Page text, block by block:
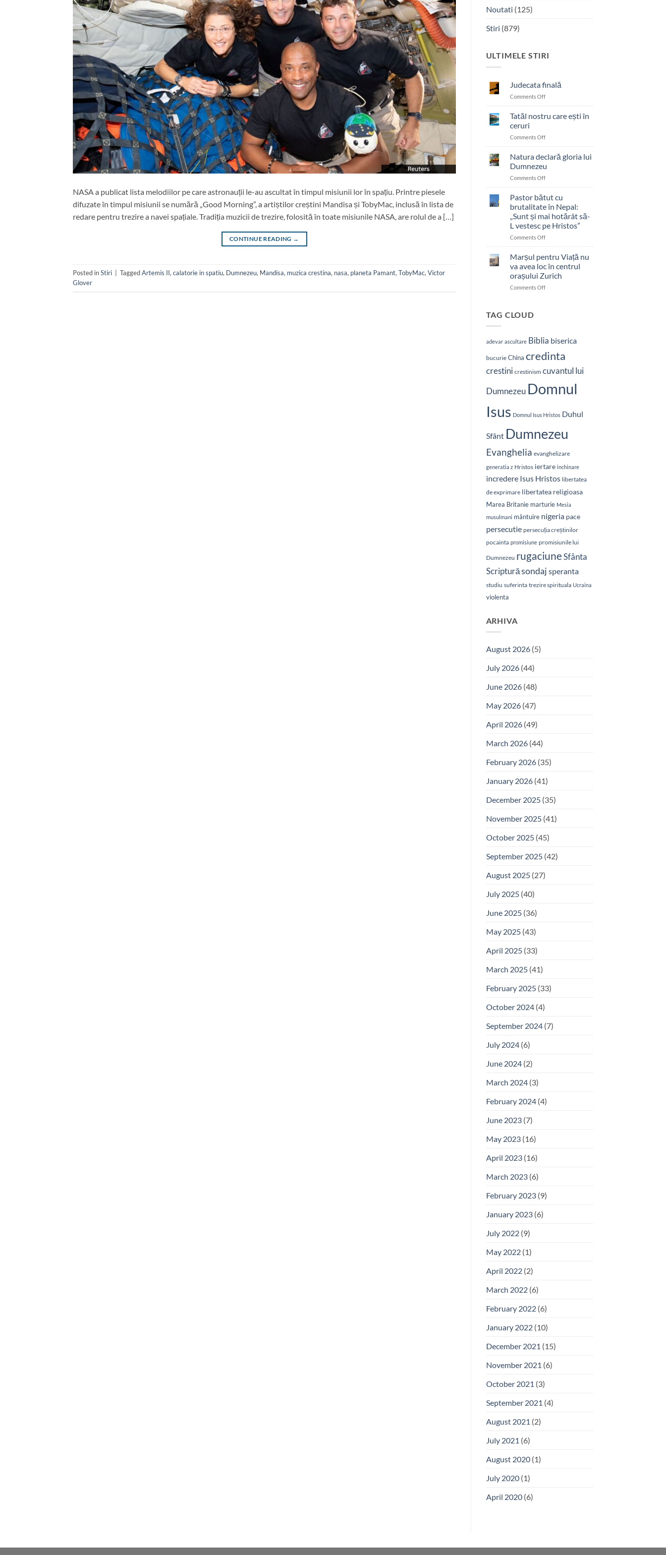
NASA a publicat lista melodiilor pe care astronauții le-au ascultat în timpul misiunii lor în spațiu. Printre piesele
difuzate în timpul misiunii se numără „Good Morning”, a artiștilor creștini Mandisa și TobyMac, inclusă în lista de
redare pentru trezire a navei spațiale. Tradiția muzicii de trezire, folosită în toate misiunile NASA, are rolul de a […]
CONTINUE READING →
Posted inStiri TaggedArtemis II, calatorie in spatiu, Dumnezeu, Mandisa, muzica crestina, nasa, planeta Pamant, TobyMac, Victor
Glover
Noutati (125)
Stiri (879)
ULTIMELE STIRI
Judecata finală
Comments Offon
Tatăl nostru care ești în
ceruri
Comments Offon
nostru
care
ești
în
Natura declară gloria lui
Dumnezeu
Comments Offon
declară
gloria
lui
Dumnezeu
Pastor bătut cu
brutalitate în Nepal:
„Sunt și mai hotărât să-
L vestesc pe Hristos”
Comments Offon
bătut
cu
brutalitate
în
Nepal:
L
pe
Marșul pentru Viață nu
va avea loc în centrul
orașului Zurich
Comments Offon
avea
loc
în
orașului
TAG CLOUD
adevar ascultare Biblia biserica
bucurie China credinta
crestini crestinism cuvantul lui
Dumnezeu Domnul
Isus Domnul Isus Hristos Duhul
Sfânt Dumnezeu
Evanghelia evanghelizare
generatia z Hristos iertare inchinare
incredere Isus Hristos libertatea
de exprimare libertatea religioasa
Marea Britanie marturie Mesia
musulmani mântuire nigeria pace
persecutie persecuția creștinilor
pocainta promisiune promisiunile lui
Dumnezeu rugaciuneSfânta
Scripturăsondaj speranta
studiu suferinta trezire spirituala Ucraina
violenta
ARHIVA
August 2026(5)
July 2026(44)
June 2026(48)
May 2026(47)
April 2026(49)
March 2026(44)
February 2026(35)
January 2026(41)
December 2025(35)
November 2025(41)
October 2025(45)
September 2025(42)
August 2025(27)
July 2025(40)
June 2025(36)
May 2025(43)
April 2025(33)
March 2025(41)
February 2025(33)
October 2024(4)
September 2024(7)
July 2024(6)
June 2024(2)
March 2024(3)
February 2024(4)
June 2023(7)
May 2023(16)
April 2023(16)
March 2023(6)
February 2023(9)
January 2023(6)
July 2022(9)
May 2022(1)
April 2022(2)
March 2022(6)
February 2022(6)
January 2022(10)
December 2021 (15)
November 2021 (6)
October 2021 (3)
September 2021 (4)
August 2021 (2)
July 2021 (6)
August 2020(1)
July 2020(1)
April 2020(6)